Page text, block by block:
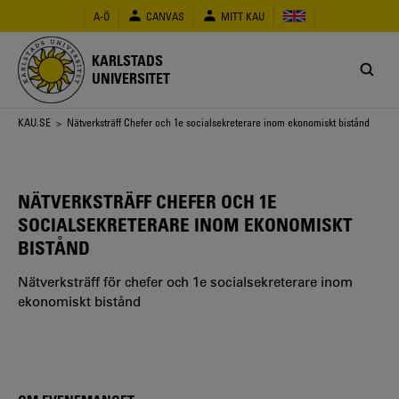
huvudinnehåll
A-Ö CANVAS MITT KAU
KARLSTADS
UNIVERSITET
Länkstig
KAU.SE > Nätverksträff Chefer och 1e socialsekreterare inom ekonomiskt bistånd
NÄTVERKSTRÄFF CHEFER OCH 1E
SOCIALSEKRETERARE INOM EKONOMISKT
BISTÅND
Nätverksträff för chefer och 1e socialsekreterare inom
ekonomiskt bistånd